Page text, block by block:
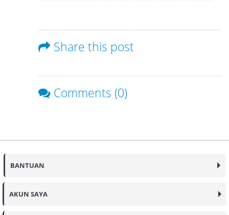
Share this post
Comments (0)
BANTUAN
AKUN SAYA